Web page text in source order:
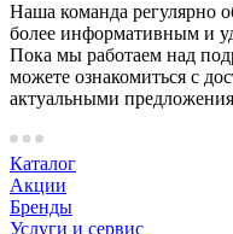
Наша команда регулярно
более информативным и
Пока мы работаем над
можете ознакомиться с
актуальными
Каталог
Акции
Бренды
Услуги и сервис